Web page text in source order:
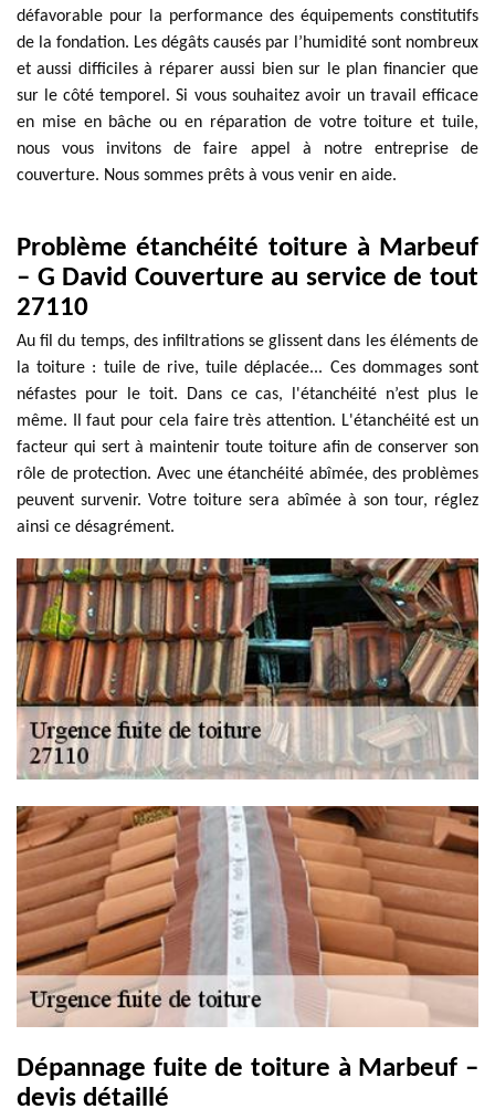
défavorable pour la performance des équipements constitutifs
de la fondation. Les dégâts causés par l’humidité sont nombreux
et aussi difficiles à réparer aussi bien sur le plan financier que
sur le côté temporel. Si vous souhaitez avoir un travail efficace
en mise en bâche ou en réparation de votre toiture et tuile,
nous vous invitons de faire appel à notre entreprise de
couverture. Nous sommes prêts à vous venir en aide.
Problème étanchéité toiture à Marbeuf
– G David Couverture au service de tout
27110
Au fil du temps, des infiltrations se glissent dans les éléments de
la toiture : tuile de rive, tuile déplacée... Ces dommages sont
néfastes pour le toit. Dans ce cas, l'étanchéité n’est plus le
même. Il faut pour cela faire très attention. L'étanchéité est un
facteur qui sert à maintenir toute toiture afin de conserver son
rôle de protection. Avec une étanchéité abîmée, des problèmes
peuvent survenir. Votre toiture sera abîmée à son tour, réglez
ainsi ce désagrément.
Dépannage fuite de toiture à Marbeuf –
devis détaillé